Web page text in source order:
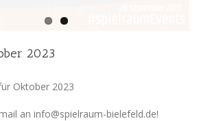
2023
Oktober 2023
an info@spielraum-bielefeld.de!